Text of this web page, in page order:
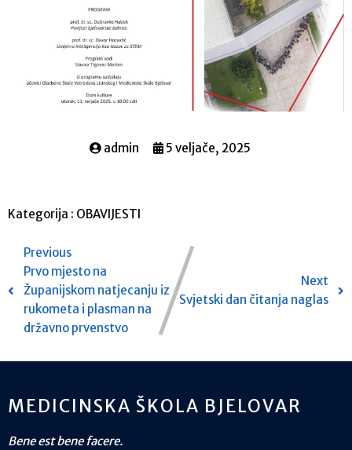
admin 5 veljače, 2025
Kategorija : OBAVIJESTI
Previous
Prvo mjesto na
Županijskom natjecanju iz
rukometa i plasman na
državno prvenstvo
Next
Svjetski dan čitanja naglas
MEDICINSKA ŠKOLA BJELOVAR
Bene est bene facere.